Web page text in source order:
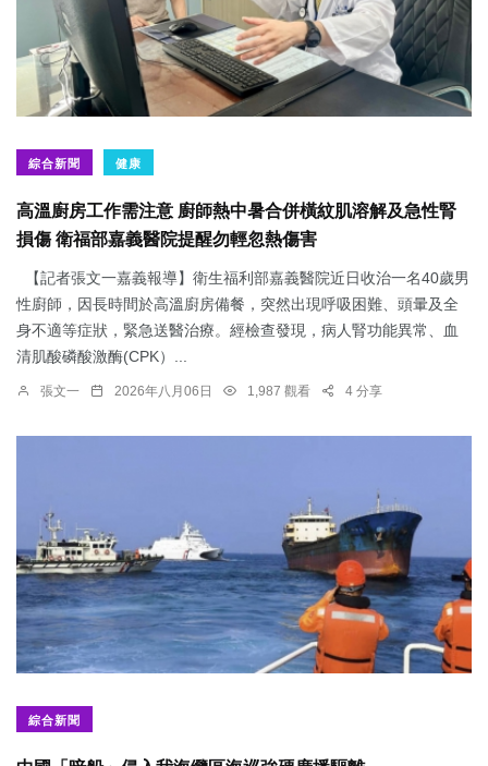
綜合新聞 健康
高溫廚房工作需注意 廚師熱中暑合併橫紋肌溶解及急性腎
損傷 衛福部嘉義醫院提醒勿輕忽熱傷害
【記者張文一嘉義報導】衛生福利部嘉義醫院近日收治一名40歲男
性廚師，因長時間於高溫廚房備餐，突然出現呼吸困難、頭暈及全
身不適等症狀，緊急送醫治療。經檢查發現，病人腎功能異常、血
清肌酸磷酸激酶(CPK）...
張文一 2026年八月06日 1,987 觀看 4 分享
綜合新聞